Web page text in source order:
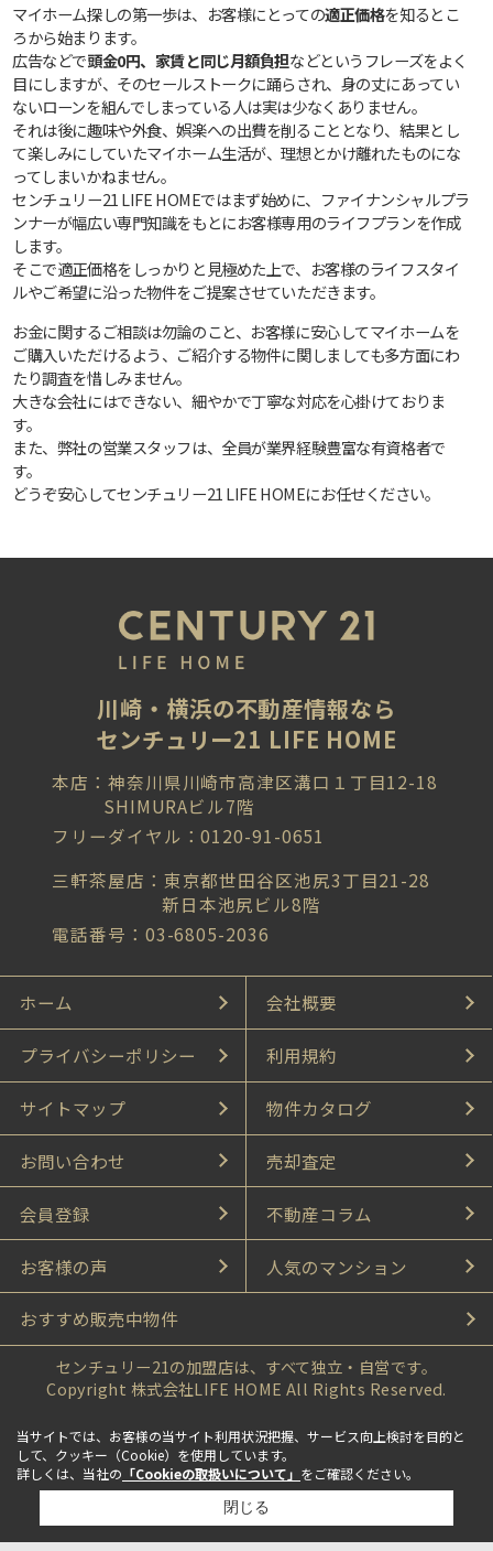
マイホーム探しの第一歩は、お客様にとっての適正価格を知るとこ
ろから始まります。
広告などで頭金0円、家賃と同じ月額負担などというフレーズをよく
目にしますが、そのセールストークに踊らされ、身の丈にあってい
ないローンを組んでしまっている人は実は少なくありません。
それは後に趣味や外食、娯楽への出費を削ることとなり、結果とし
て楽しみにしていたマイホーム生活が、理想とかけ離れたものにな
ってしまいかねません。
センチュリー21 LIFE HOMEではまず始めに、ファイナンシャルプラ
ンナーが幅広い専門知識をもとにお客様専用のライフプランを作成
します。
そこで適正価格をしっかりと見極めた上で、お客様のライフスタイ
ルやご希望に沿った物件をご提案させていただきます。
お金に関するご相談は勿論のこと、お客様に安心してマイホームを
ご購入いただけるよう、ご紹介する物件に関しましても多方面にわ
たり調査を惜しみません。
大きな会社にはできない、細やかで丁寧な対応を心掛けておりま
す。
また、弊社の営業スタッフは、全員が業界経験豊富な有資格者で
す。
どうぞ安心してセンチュリー21 LIFE HOMEにお任せください。
川崎・横浜の不動産情報なら
センチュリー21 LIFE HOME
本店：神奈川県川崎市高津区溝口１丁目12-18
SHIMURAビル7階
フリーダイヤル：0120-91-0651
三軒茶屋店：東京都世田谷区池尻3丁目21-28
新日本池尻ビル8階
電話番号：03-6805-2036
ホーム 会社概要
プライバシーポリシー 利用規約
サイトマップ 物件カタログ
お問い合わせ 売却査定
会員登録 不動産コラム
お客様の声 人気のマンション
おすすめ販売中物件
センチュリー21の加盟店は、すべて独立・自営です。
Copyright 株式会社LIFE HOME All Rights Reserved.
当サイトでは、お客様の当サイト利用状況把握、サービス向上検討を目的と
して、クッキー（Cookie）を使用しています。
詳しくは、当社の 「Cookieの取扱いについて」 をご確認ください。
閉じる